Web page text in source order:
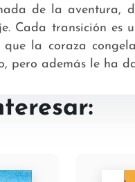
de la aventura,
transición es
la coraza
pero además le ha